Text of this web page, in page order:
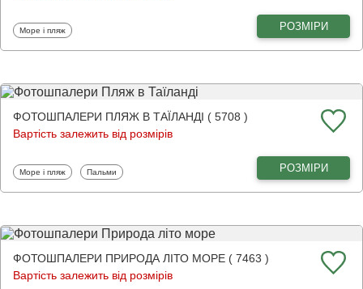
Фотошпалери
Море і пляж РОЗМІРИ
ФОТОШПАЛЕРИ ПЛЯЖ В ТАЇЛАНДІ ( 5708 )
Вартість залежить від розмірів
Фотошпалери
Море і пляж Фотошпалери
Пальми РОЗМІРИ
ФОТОШПАЛЕРИ ПРИРОДА ЛІТО МОРЕ ( 7463 )
Вартість залежить від розмірів